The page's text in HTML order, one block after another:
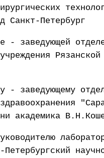
Санкт-Петербург
- заведующей
- заведующему
академика